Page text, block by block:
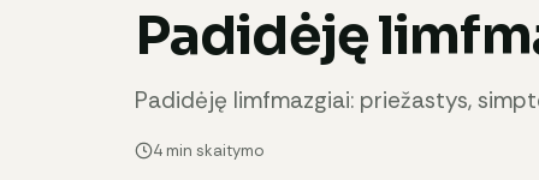
Padidėję
Padidėję limfmazgiai: priežastys,
4 min skaitymo